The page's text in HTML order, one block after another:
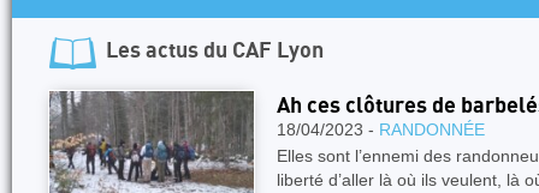
Les actus du CAF Lyon
Ah ces clôtures de
18/04/2023 - RANDONNÉE
Elles sont l’ennemi des
liberté d’aller là où ils veulent, là